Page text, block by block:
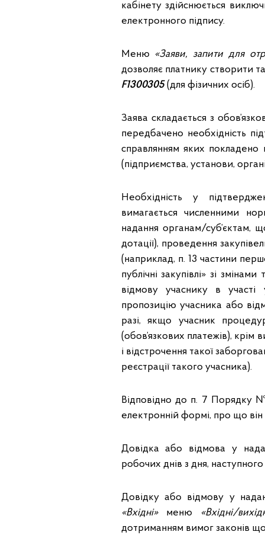
кабінету здійснюється
електронного підпису.
Меню
«Заяви, запити для
дозволяє платнику створити
F1300305(для фізичних осіб).
Заява складається з
передбачено необхідність
справлянням яких покладено
(підприємства, установи,
Необхідність у
вимагається численними
надання органам/суб’єктам,
дотації), проведення
(наприклад, п. 13 частини
публічні закупівлі» зі
відмову учаснику в участі
пропозицію учасника або
разі, якщо учасник
(обов’язкових платежів),
і відстрочення такої
реєстрації такого учасника).
Відповідно до п. 7 Порядку
електронній формі, про що він
Довідка або відмова у
робочих днів з дня,
Довідку або відмову у
«Вхідні»меню
«Вхідні/
дотриманням вимог законів